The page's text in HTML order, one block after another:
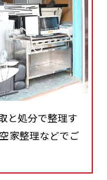
と処分で整理す
家整理などでご